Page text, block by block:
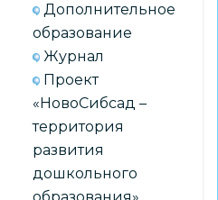
Дополнительное
образование
Журнал
Проект
«НовоСибсад –
территория
развития
дошкольного